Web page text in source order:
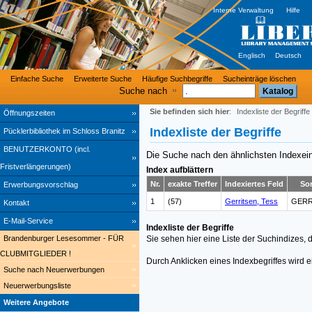
Öffnungszeiten
Pücklerbibliothek im Schloss Branitz
BENUTZERKONTO (incl.
Fristverlängerungen)
Erwerbungsvorschlag
Kontakt
E-Mail-Service
Einfache Suche Erweiterte Suche Häufige Suchbegriffe Sucheinträge löschen
Interne Verwaltung Hilfe
Englisch Deutsch
Brandenburger Lesesommer - FÜR
CLUBMITGLIEDER !
Suche nach Neuerwerbungen
Neuerwerbungsliste
Weitere Angebote
Sie befinden sich hier: Indexliste der Begriffe
Indexliste der Begriffe
Die Suche nach den ähnlichsten
Index aufblättern
Nr. exakte Treffer Indexiertes Feld
1 (57) Gerritsen, Tess
Indexliste der Begriffe
Sie sehen hier eine Liste der Suchindizes,
Durch Anklicken eines Indexbegriffes wird
Suche nach